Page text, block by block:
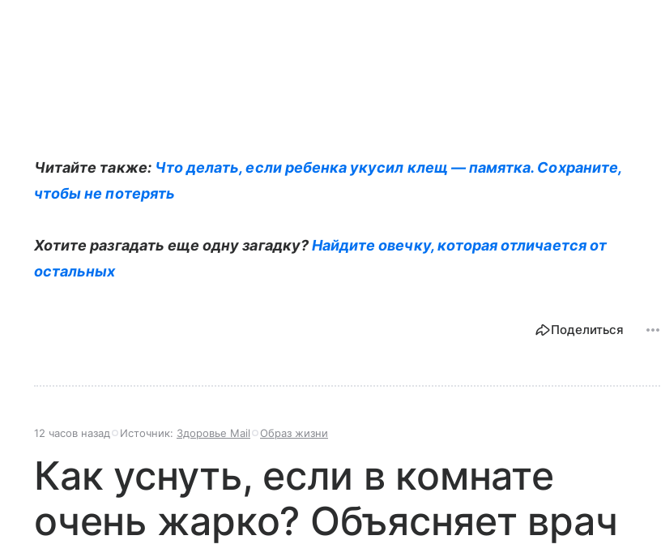
Читайте также: Что делать, если ребенка укусил клещ — памятка. Сохраните,
чтобы не потерять
Хотите разгадать еще одну загадку?Найдите овечку, которая отличается от
остальных
Поделиться
12 часов назад Источник: Здоровье Mail Образ жизни
Как уснуть, если в комнате
очень жарко? Объясняет врач